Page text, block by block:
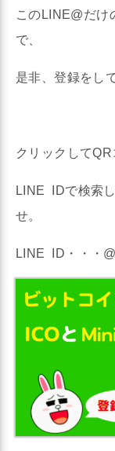
このLINE@だけ
で、
是非、登録をし
クリックしてQR
LINE IDで検索
せ。
LINE ID・・・